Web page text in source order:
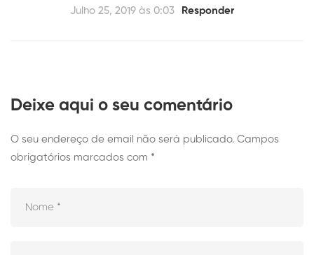
Julho 25, 2019 às 0:03 Responder
Deixe aqui o seu comentário
O seu endereço de email não será publicado. Campos
obrigatórios marcados com *